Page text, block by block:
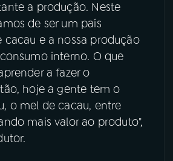
a produção. Neste
de ser um país
cacau e a nossa produção
interno. O que
a fazer o
hoje a gente tem o
o mel de cacau, entre
mais valor ao produto",